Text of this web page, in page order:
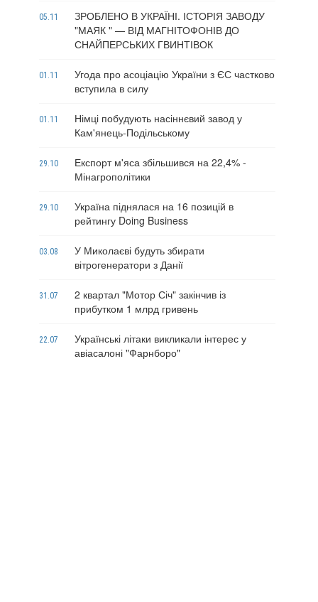
05.11
ЗРОБЛЕНО В УКРАЇНІ. ІСТОРІЯ ЗАВОДУ
"МАЯК " — ВІД МАГНІТОФОНІВ ДО
СНАЙПЕРСЬКИХ ГВИНТІВОК
01.11
Угода про асоціацію України з ЄС частково
вступила в силу
01.11
Німці побудують насіннєвий завод у
Кам'янець-Подільському
29.10
Експорт м'яса збільшився на 22,4% -
Мінагрополітики
29.10
Україна піднялася на 16 позицій в
рейтингу Doing Business
03.08
У Миколаєві будуть збирати
вітрогенератори з Данії
31.07
2 квартал "Мотор Січ" закінчив із
прибутком 1 млрд гривень
22.07
Українські літаки викликали інтерес у
авіасалоні "Фарнборо"